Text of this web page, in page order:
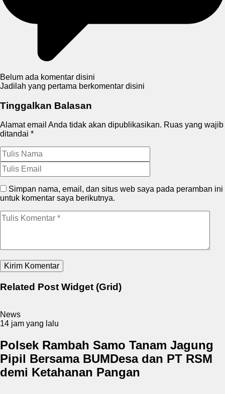
Belum ada komentar disini
Jadilah yang pertama berkomentar disini
Tinggalkan Balasan
Alamat email Anda tidak akan dipublikasikan. Ruas yang wajib
ditandai *
Simpan nama, email, dan situs web saya pada peramban ini
untuk komentar saya berikutnya.
Related Post Widget (Grid)
News
14 jam yang lalu
Polsek Rambah Samo Tanam Jagung
Pipil Bersama BUMDesa dan PT RSM
demi Ketahanan Pangan